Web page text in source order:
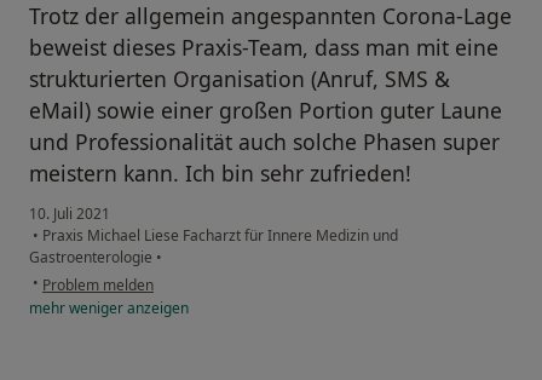
Trotz der allgemein angespannten Corona-Lage
beweist dieses Praxis-Team, dass man mit eine
strukturierten Organisation (Anruf, SMS &
eMail) sowie einer großen Portion guter Laune
und Professionalität auch solche Phasen super
meistern kann. Ich bin sehr zufrieden!
10. Juli 2021
• Praxis Michael Liese Facharzt für Innere Medizin und
Gastroenterologie •
• Problem melden
mehrwenigeranzeigen